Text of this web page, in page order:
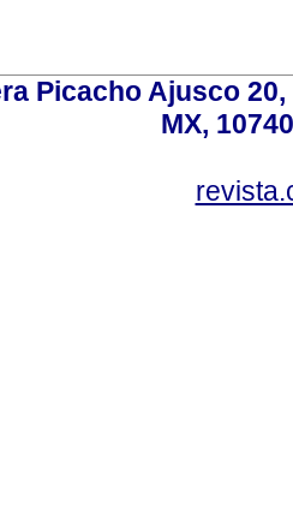
Picacho Ajusco
MX,